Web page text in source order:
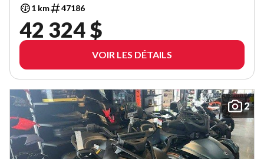
1 km 47186
42 324 $
VOIR LES DÉTAILS
2